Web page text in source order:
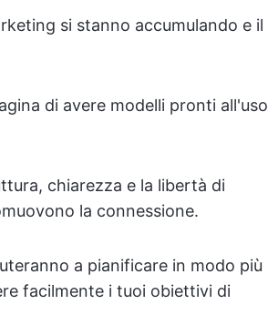
si stanno accumulando e il
di avere modelli pronti all'uso
chiarezza e la libertà di
la connessione.
a pianificare in modo più
facilmente i tuoi obiettivi di